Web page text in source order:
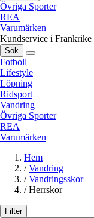
Övriga Sporter
REA
Varumärken
Kundservice i Frankrike
Sök
Fotboll
Lifestyle
Löpning
Ridsport
Vandring
Övriga Sporter
REA
Varumärken
Hem
/ Vandring
/ Vandringsskor
/ Herrskor
Filter